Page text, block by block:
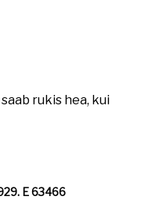
rukis hea, kui
E 63466